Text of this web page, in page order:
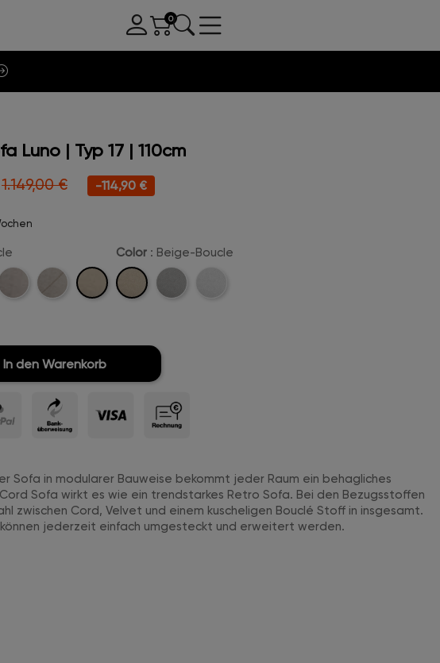
Luno | Typ 17 | 110cm
1.149,00 € -114,90 €
Velvet-
Boucle
Color : Beige-Boucle
Beige-
Boucle
Hellgrau-
In den Warenkorb
Sofa in modularer Bauweise bekommt jeder Raum ein behagliches
Sofa wirkt es wie ein trendstarkes Retro Sofa. Bei den Bezugsstoffen
zwischen Cord, Velvet und einem kuscheligen Bouclé Stoff in insgesamt.
jederzeit einfach umgesteckt und erweitert werden.